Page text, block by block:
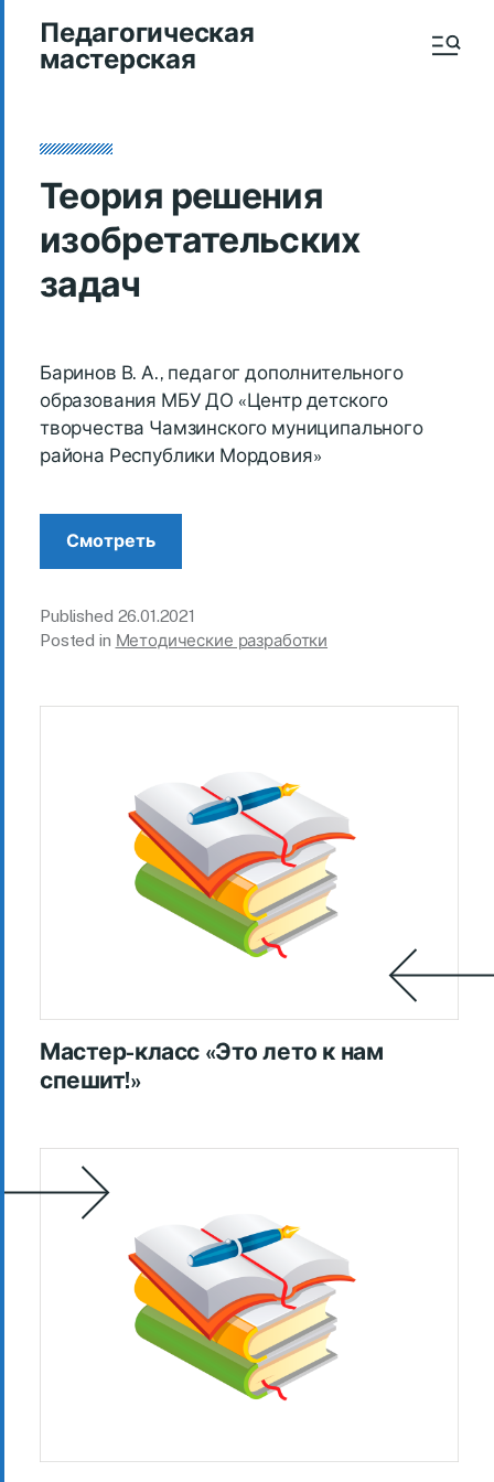
Педагогическая
мастерская
Теория решения
изобретательских
задач
Баринов В. А., педагог дополнительного
образования МБУ ДО «Центр детского
творчества Чамзинского муниципального
района Республики Мордовия»
Смотреть
Published 26.01.2021
Posted in Методические разработки
Мастер-класс «Это лето к нам
спешит!»